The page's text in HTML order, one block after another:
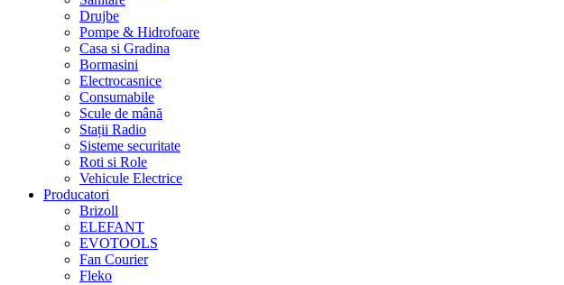
Drujbe
Pompe & Hidrofoare
Casa si Gradina
Bormasini
Electrocasnice
Consumabile
Scule de mână
Stații Radio
Sisteme securitate
Roti si Role
Vehicule Electrice
Producatori
Brizoll
ELEFANT
EVOTOOLS
Fan Courier
Fleko